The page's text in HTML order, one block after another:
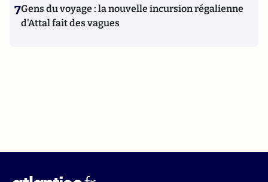
7Gens du voyage : la nouvelle incursion régalienne
d'Attal fait des vagues